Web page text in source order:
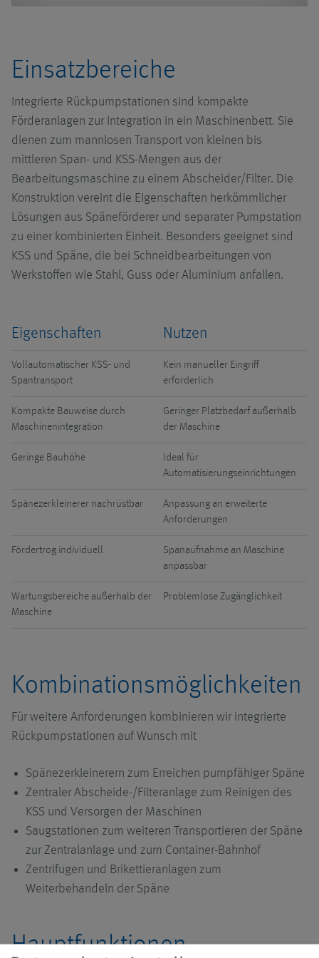
Hochdruckanlagen
MMS-Systeme
Zerkleinerungsanlagen
Anwendungen
Saugtechnik
Systeme mit
Sammelförderer
Systeme zur
Späneaufbereitung
Click.it
Fahrerlose
Transportsysteme
Montage
Logistik
Dienstleistungen
Übersicht
Schraubenspindelpumpen
Kreiselpumpen
Zubehör
Übersicht
Topffilter UniPur
Ausbildung
Einsatzbereiche
Integrierte Rückpumpstationen sind kompakte
Förderanlagen zur Integration in ein Maschinenbett. Sie
dienen zum mannlosen Transport von kleinen bis
mittleren Span- und KSS-Mengen aus der
Bearbeitungsmaschine zu einem Abscheider/Filter. Die
Konstruktion vereint die Eigenschaften herkömmlicher
Lösungen aus Späneförderer und separater Pumpstation
zu einer kombinierten Einheit. Besonders geeignet sind
KSS und Späne, die bei Schneidbearbeitungen von
Werkstoffen wie Stahl, Guss oder Aluminium anfallen.
Eigenschaften Nutzen
Vollautomatischer KSS- und
Spantransport
Kein manueller Eingriff
erforderlich
Kompakte Bauweise durch
Maschinenintegration
Geringer Platzbedarf außerhalb
der Maschine
Geringe Bauhöhe
Ideal für
Automatisierungseinrichtungen
Spänezerkleinerer nachrüstbar
Anpassung an erweiterte
Anforderungen
Fördertrog individuell
Spanaufnahme an Maschine
anpassbar
Wartungsbereiche außerhalb der
Maschine
Problemlose Zugänglichkeit
Kombinationsmöglichkeiten
Für weitere Anforderungen kombinieren wir integrierte
Rückpumpstationen auf Wunsch mit
Spänezerkleinerern zum Erreichen pumpfähiger Späne
Zentraler Abscheide-/Filteranlage zum Reinigen des
KSS und Versorgen der Maschinen
Saugstationen zum weiteren Transportieren der Späne
zur Zentralanlage und zum Container-Bahnhof
Zentrifugen und Brikettieranlagen zum
Weiterbehandeln der Späne
Hauptfunktionen